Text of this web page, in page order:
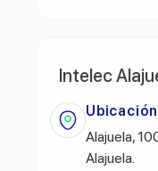
Intelec
Alajuela,
Alajuela.